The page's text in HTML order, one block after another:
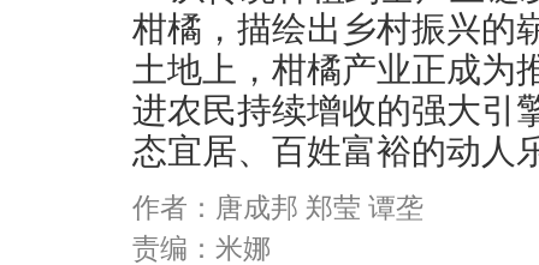
柑橘，描绘出乡村振兴的
土地上，柑橘产业正成为
进农民持续增收的强大引
态宜居、百姓富裕的动人
作者：唐成邦 郑莹 谭垄
责编：米娜